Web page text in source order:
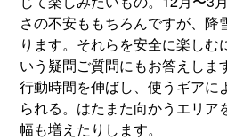
さの不安ももちろんですが、降
ります。それらを安全に楽しむ
いう疑問ご質問にもお答えしま
行動時間を伸ばし、使うギアに
られる。はたまた向かうエリア
幅も増えたりします。